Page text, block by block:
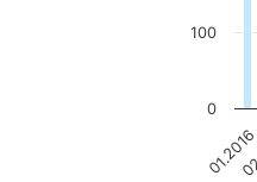
01.2016
0
100